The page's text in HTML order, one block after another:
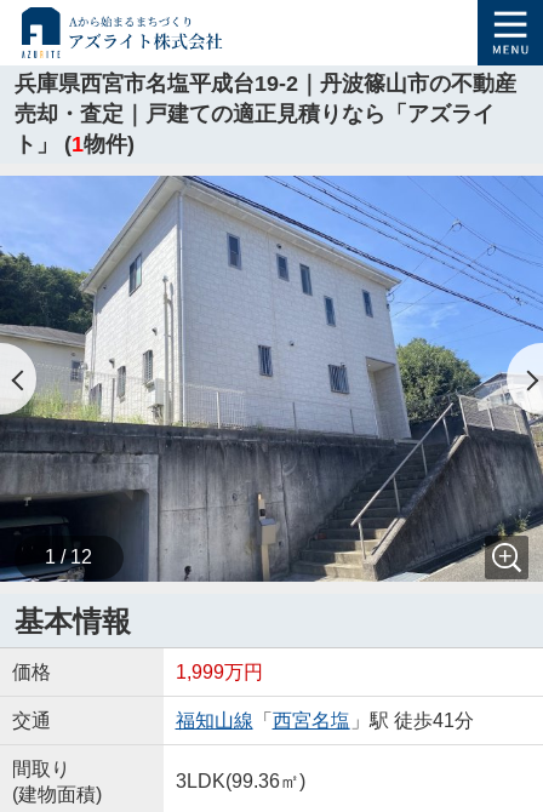
兵庫県西宮市名塩平成台19-2｜丹波篠山市の不動産
売却・査定｜戸建ての適正見積りなら「アズライ
ト」 (1物件)
1 / 12
基本情報
価格 1,999万円
交通 福知山線 「 西宮名塩 」駅 徒歩41分
間取り
(建物面積)
3LDK(99.36㎡)